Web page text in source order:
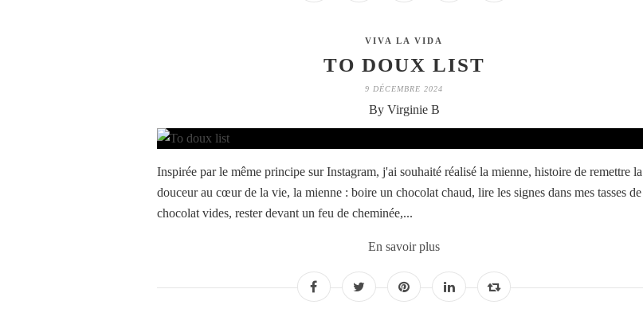
VIVA LA VIDA
TO DOUX LIST
9 DÉCEMBRE 2024
By Virginie B
Inspirée par le même principe sur Instagram, j'ai souhaité réalisé la mienne, histoire de remettre la
douceur au cœur de la vie, la mienne : boire un chocolat chaud, lire les signes dans mes tasses de
chocolat vides, rester devant un feu de cheminée,...
En savoir plus